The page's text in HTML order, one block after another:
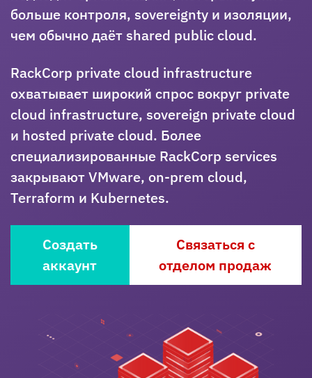
больше контроля, sovereignty и изоляции,
чем обычно даёт shared public cloud.
RackCorp private cloud infrastructure
охватывает широкий спрос вокруг private
cloud infrastructure, sovereign private cloud
и hosted private cloud. Более
специализированные RackCorp services
закрывают VMware, on-prem cloud,
Terraform и Kubernetes.
Создать
аккаунт
Связаться с
отделом продаж